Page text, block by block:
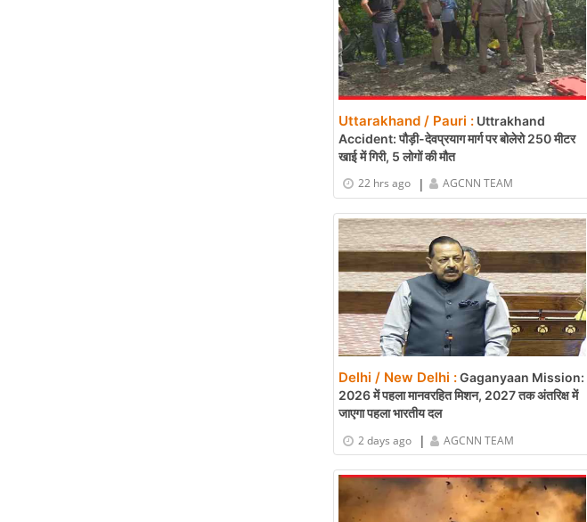
Uttarakhand / Pauri : Uttrakhand
Accident: पौड़ी-देवप्रयाग मार्ग पर बोलेरो 250 मीटर
खाई में गिरी, 5 लोगों की मौत
22 hrs ago
| AGCNN TEAM
Delhi / New Delhi :Gaganyaan Mission:
2026 में पहला मानवरहित मिशन, 2027 तक अंतरिक्ष में
जाएगा पहला भारतीय दल
2 days ago
| AGCNN TEAM